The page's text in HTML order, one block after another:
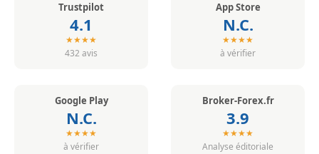
Trustpilot
4.1
★★★★
432 avis
App Store
N.C.
★★★★
à vérifier
Google Play
N.C.
★★★★
à vérifier
Broker-Forex.fr
3.9
★★★★
Analyse éditoriale